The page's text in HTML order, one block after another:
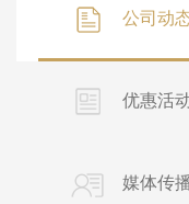
客服中心
公司动
优惠活
媒体传